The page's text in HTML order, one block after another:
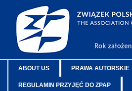
ABOUT US PRAWA AUTORSKIE
REGULAMIN PRZYJĘĆ DO ZPAP